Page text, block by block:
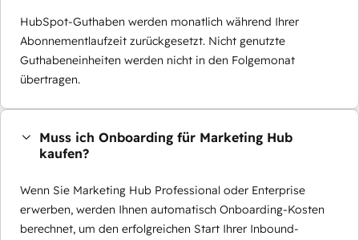
HubSpot-Guthaben werden monatlich während Ihrer
Abonnementlaufzeit zurückgesetzt. Nicht genutzte
Guthabeneinheiten werden nicht in den Folgemonat
übertragen.
Muss ich Onboarding für Marketing Hub
kaufen?
Wenn Sie Marketing Hub Professional oder Enterprise
erwerben, werden Ihnen automatisch Onboarding-Kosten
berechnet, um den erfolgreichen Start Ihrer Inbound-